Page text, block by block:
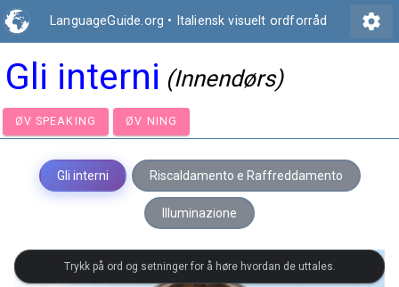
LanguageGuide.org • Italiensk visuelt ordforråd settings
Gli interni (Innendørs)
ØV SPEAKING ØV NING
Gli interni Riscaldamento e Raffreddamento
Illuminazione
Trykk på ord og setninger for å høre hvordan de uttales.